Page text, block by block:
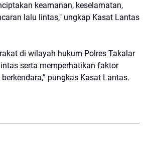
keamanan, keselamatan,
lalu lintas," ungkap Kasat Lantas
di wilayah hukum Polres Takalar
serta memperhatikan faktor
pungkas Kasat Lantas.